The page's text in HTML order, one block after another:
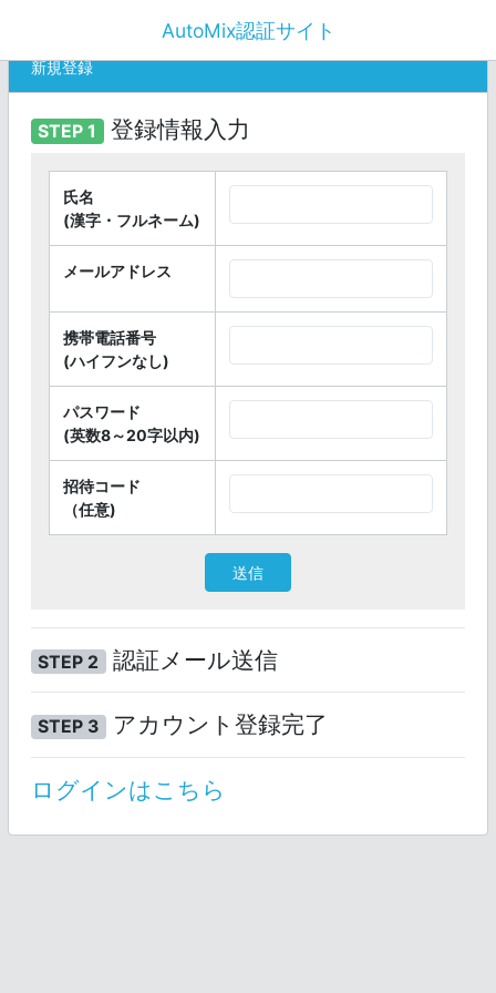
AutoMix認証サイト
新規登録
STEP 1 登録情報入力
氏名
(漢字・フルネーム)
メールアドレス
携帯電話番号
(ハイフンなし)
パスワード
(英数8～20字以内)
招待コード
（任意)
送信
STEP 2 認証メール送信
STEP 3 アカウント登録完了
ログインはこちら